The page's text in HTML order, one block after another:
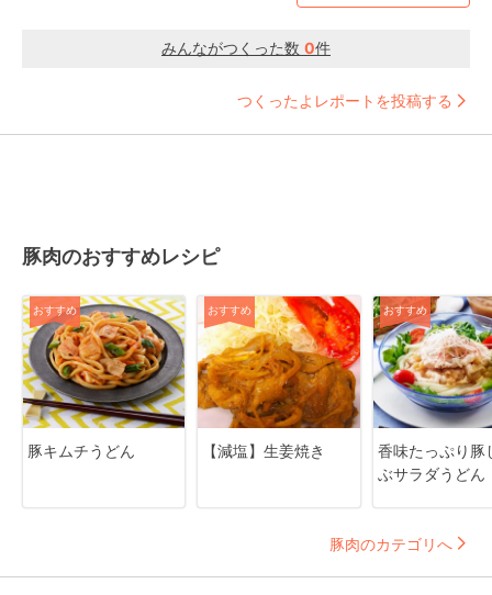
みんながつくった数 0件
つくったよレポートを投稿する
豚肉のおすすめレシピ
おすすめ
豚キムチうどん
おすすめ
【減塩】生姜焼き
おすすめ
香味たっぷり豚
ぶサラダうどん
豚肉のカテゴリへ